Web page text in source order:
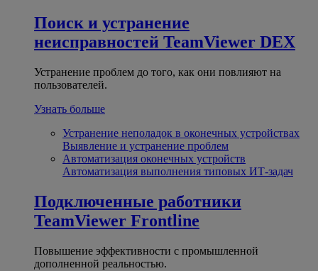
Поиск и устранение
неисправностей TeamViewer DEX
Устранение проблем до того, как они повлияют на
пользователей.
Узнать больше
Устранение неполадок в оконечных устройствах
Выявление и устранение проблем
Автоматизация оконечных устройств
Автоматизация выполнения типовых ИТ-задач
Подключенные работники
TeamViewer Frontline
Повышение эффективности с промышленной
дополненной реальностью.